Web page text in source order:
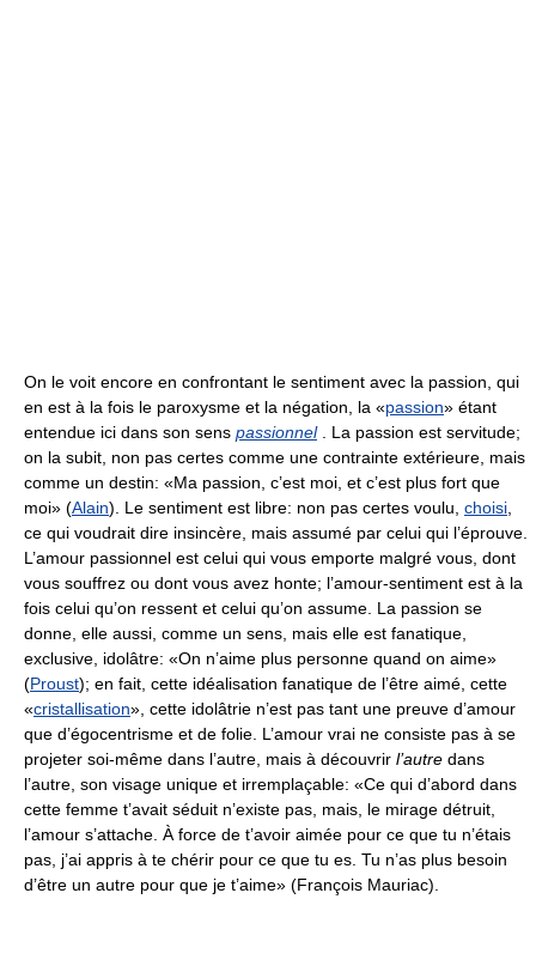
On le voit encore en confrontant le sentiment avec la passion, qui
en est à la fois le paroxysme et la négation, la «passion» étant
entendue ici dans son sens passionnel. La passion est servitude;
on la subit, non pas certes comme une contrainte extérieure, mais
comme un destin: «Ma passion, c’est moi, et c’est plus fort que
moi» (Alain). Le sentiment est libre: non pas certes voulu, choisi
ce qui voudrait dire insincère, mais assumé par celui qui l’éprouve.
L’amour passionnel est celui qui vous emporte malgré vous, dont
vous souffrez ou dont vous avez honte; l’amour-sentiment est à la
fois celui qu’on ressent et celui qu’on assume. La passion se
donne, elle aussi, comme un sens, mais elle est fanatique,
exclusive, idolâtre: «On n’aime plus personne quand on aime»
(Proust); en fait, cette idéalisation fanatique de l’être aimé, cette
«cristallisation», cette idolâtrie n’est pas tant une preuve d’amour
que d’égocentrisme et de folie. L’amour vrai ne consiste pas à se
projeter soi-même dans l’autre, mais à découvrir l’autre dans
l’autre, son visage unique et irremplaçable: «Ce qui d’abord dans
cette femme t’avait séduit n’existe pas, mais, le mirage détruit,
l’amour s’attache. À force de t’avoir aimée pour ce que tu n’étais
pas, j’ai appris à te chérir pour ce que tu es. Tu n’as plus besoin
d’être un autre pour que je t’aime» (François Mauriac).